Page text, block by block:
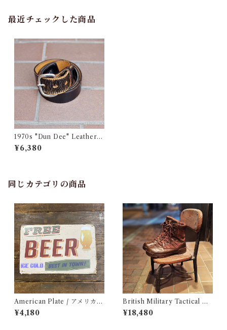
最近チェックした商品
1970s "Dun Dee" Leather
Money Belt / ヴィンテージ
マネー ベルト 隠しポケット
¥6,380
同じカテゴリの商品
American Plate / アメリカン
プレート
¥4,180
British Military Tactical Bo
ots Brown 8W / BATES / イ
ギリス軍 コンバット ブーツ ベ
¥18,480